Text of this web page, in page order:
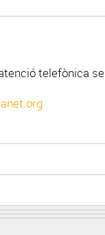
telefònica